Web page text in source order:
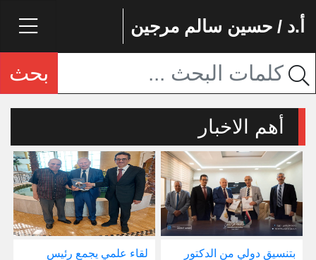
أ.د / حسين سالم مرجين
بحث
أهم الاخبار
بتنسيق دولي من الدكتور
لقاء علمي يجمع رئيس